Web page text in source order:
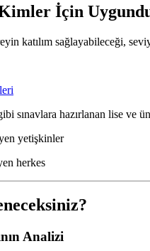
İçin
katılım sağlayabileceği,
sınavlara hazırlanan lise ve
yetişkinler
herkes
Analizi